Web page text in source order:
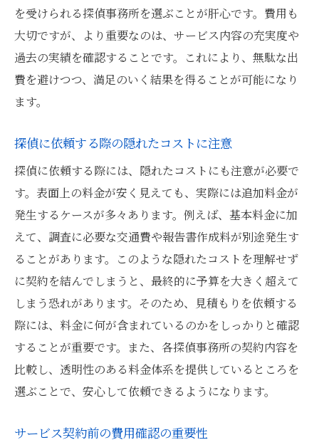
を受けられる探偵事務所を選ぶことが肝心です。費用も
大切ですが、より重要なのは、サービス内容の充実度や
過去の実績を確認することです。これにより、無駄な出
費を避けつつ、満足のいく結果を得ることが可能になり
ます。
探偵に依頼する際の隠れたコストに注意
探偵に依頼する際には、隠れたコストにも注意が必要で
す。表面上の料金が安く見えても、実際には追加料金が
発生するケースが多々あります。例えば、基本料金に加
えて、調査に必要な交通費や報告書作成料が別途発生す
ることがあります。このような隠れたコストを理解せず
に契約を結んでしまうと、最終的に予算を大きく超えて
しまう恐れがあります。そのため、見積もりを依頼する
際には、料金に何が含まれているのかをしっかりと確認
することが重要です。また、各探偵事務所の契約内容を
比較し、透明性のある料金体系を提供しているところを
選ぶことで、安心して依頼できるようになります。
サービス契約前の費用確認の重要性